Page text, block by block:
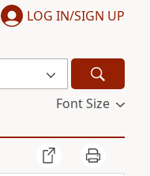
LOG IN/SIGN UP
Font Size